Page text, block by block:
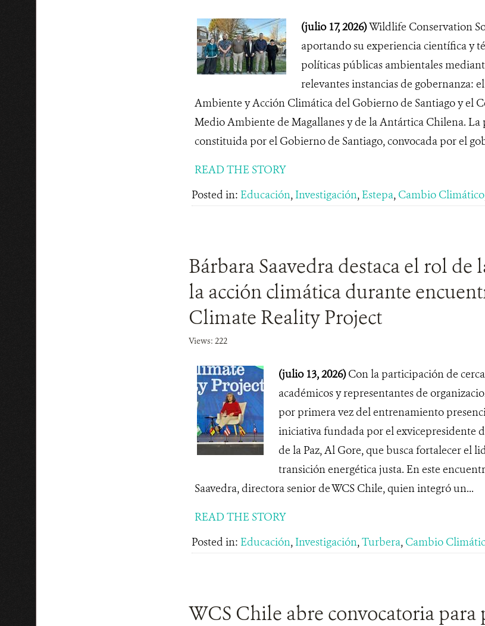
(julio 17, 2026)Wildlife Conservation
aportando su experiencia científica y
políticas públicas ambientales
relevantes instancias de gobernanza:
Ambiente y Acción Climática del Gobierno de Santiago y el
Medio Ambiente de Magallanes y de la Antártica Chilena. La
constituida por el Gobierno de Santiago, convocada por el
READ THE STORY
Posted in: Educación, Investigación, Estepa, Cambio Climático
Bárbara Saavedra destaca el rol
la acción climática durante
Climate Reality Project
Views: 222
(julio 13, 2026)Con la participación de
académicos y representantes de
por primera vez del entrenamiento
iniciativa fundada por el exvicepresidente
de la Paz, Al Gore, que busca fortalecer el
transición energética justa. En este
Saavedra, directora senior de WCS Chile, quien integró un...
READ THE STORY
Posted in: Educación, Investigación,Turbera, Cambio
WCS Chile abre convocatoria para